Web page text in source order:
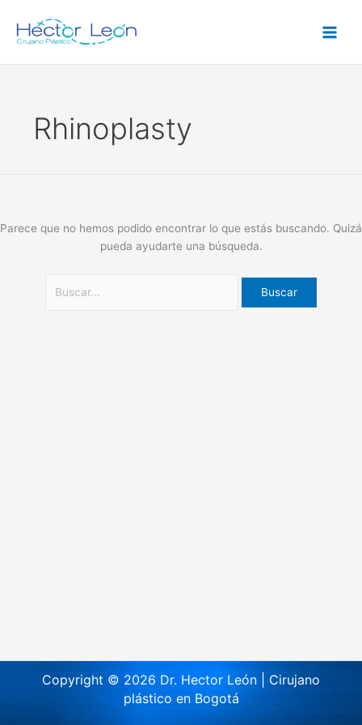
contenido
Rhinoplasty
Parece que no hemos podido encontrar lo que estás buscando. Quizá
pueda ayudarte una búsqueda.
por:
Copyright © 2026 Dr. Hector León | Cirujano
plástico en Bogotá